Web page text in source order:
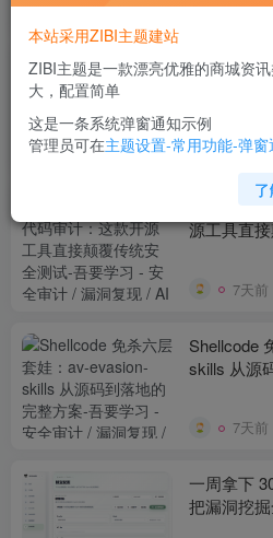
7天前
一个命令搞
击链
7天前
手把手教
源工具直
7天前
Shellcode
skills 从源
7天前
一周拿下
把漏洞挖
本站采用ZIBI主题建站
ZIBI主题是一款漂亮优雅的商城资
大，配置简单
这是一条系统弹窗通知示例
管理员可在主题设置-常用功能-弹窗